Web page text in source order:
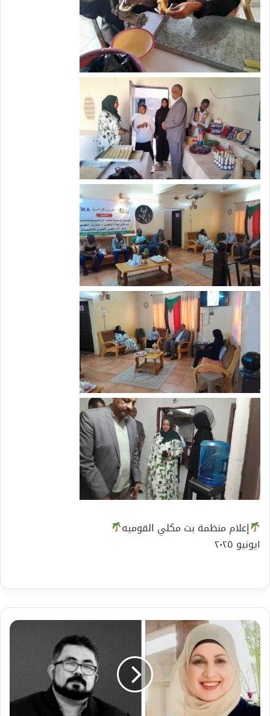
إعلام منظمة بت مكلي القوميه
١يونيو ٢٠٢٥
الدكتورة
فاطمة
ابوواصل
اغبارية
وعبر
المنصة
الدولية